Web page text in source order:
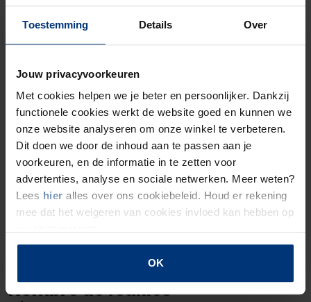
Toestemming Details Over
Jouw privacyvoorkeuren
Met cookies helpen we je beter en persoonlijker. Dankzij
functionele cookies werkt de website goed en kunnen we
onze website analyseren om onze winkel te verbeteren.
Dit doen we door de inhoud aan te passen aan je
voorkeuren, en de informatie in te zetten voor
advertenties, analyse en sociale netwerken. Meer weten?
Lees hier alles over ons cookiebeleid. Houd er rekening
mee dat het weigeren van cookies invloed kan hebben op
OK
1 feuille d'autocollants =
14 autocollants
(8 petits autocollants + 6 grands
autocollants)
Nombre de feuilles